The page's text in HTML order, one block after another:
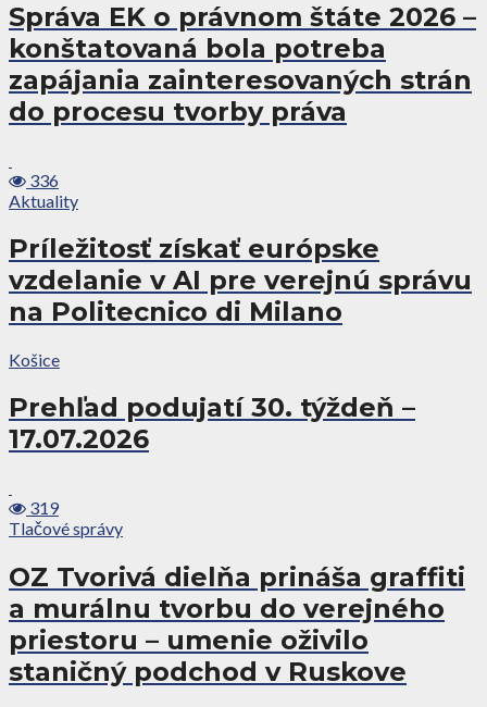
Správa EK o právnom štáte 2026 –
konštatovaná bola potreba
zapájania zainteresovaných strán
do procesu tvorby práva
336
Aktuality
Príležitosť získať európske
vzdelanie v AI pre verejnú správu
na Politecnico di Milano
Košice
Prehľad podujatí 30. týždeň –
17.07.2026
319
Tlačové správy
OZ Tvorivá dielňa prináša graffiti
a murálnu tvorbu do verejného
priestoru – umenie oživilo
staničný podchod v Ruskove